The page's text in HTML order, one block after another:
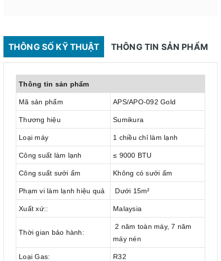
THÔNG SỐ KỸ THUẬT THÔNG TIN SẢN PHẨM
Thông tin sản phẩm
Mã sản phẩm APS/APO-092 Gold
Thương hiệu Sumikura
Loại máy 1 chiều chỉ làm lạnh
Công suất làm lạnh ≤ 9000 BTU
Công suất sưởi ấm Không có sưởi ấm
Phạm vi làm lạnh hiệu quả Dưới 15m²
Xuất xứ:: Malaysia
Thời gian bảo hành:
2 năm toàn máy, 7 năm
máy nén
Loại Gas: R32